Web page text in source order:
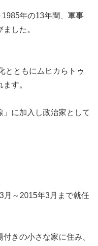
年の13年間、軍事
した。
とともにムヒカらトゥ
す。
」に加入し政治家として
月～2015年3月まで就任
きの小さな家に住み、